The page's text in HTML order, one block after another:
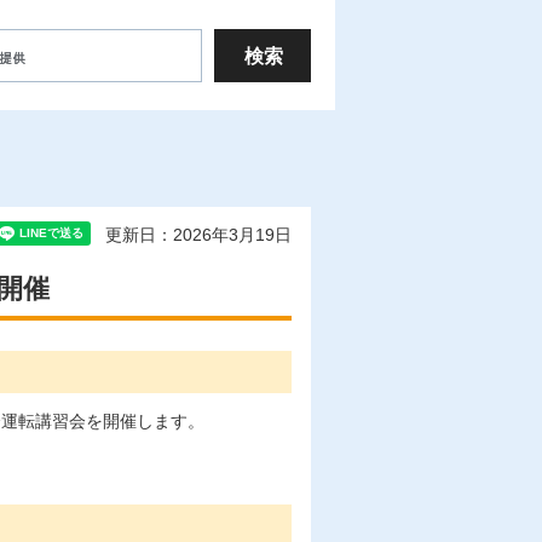
更新日：2026年3月19日
催
転講習会を開催します。